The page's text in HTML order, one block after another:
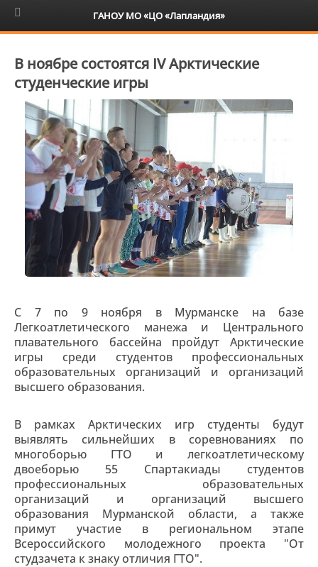
6+
В ноябре состоятся IV Арктические
студенческие игры
С 7 по 9 ноября в Мурманске на базе
Легкоатлетического манежа и Центрального
плавательного бассейна пройдут Арктические
игры среди студентов профессиональных
образовательных организаций и организаций
высшего образования.
В рамках Арктических игр студенты будут
выявлять сильнейших в соревнованиях по
многоборью ГТО и легкоатлетическому
двоеборью 55 Спартакиады студентов
профессиональных образовательных
организаций и организаций высшего
образования Мурманской области, а также
примут участие в региональном этапе
Всероссийского молодежного проекта "От
студзачета к знаку отличия ГТО".
ГАНОУ МО «ЦО «Лапландия»